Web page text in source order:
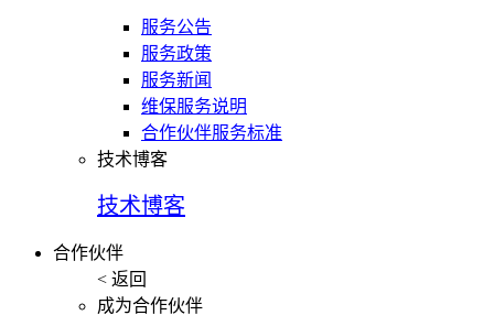
服务公告
服务政策
服务新闻
维保服务说明
合作伙伴服务标准
技术博客
技术博客
合作伙伴
< 返回
成为合作伙伴